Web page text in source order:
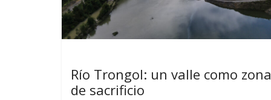
Río Trongol: un valle como zona
de sacrificio